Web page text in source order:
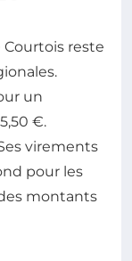
Courtois reste
un
€.
virements
pour les
montants